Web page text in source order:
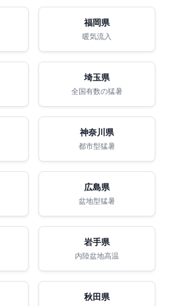
福岡県
暖気流入
埼玉県
全国有数の猛暑
神奈川県
都市型猛暑
広島県
盆地型猛暑
岩手県
内陸盆地高温
秋田県